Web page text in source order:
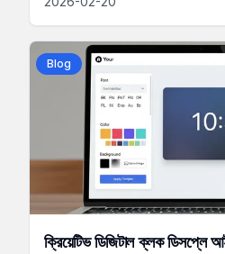
Blog
ক্রিয়েটিভ ডিজিটাল ক্লক ডিসপ্লে